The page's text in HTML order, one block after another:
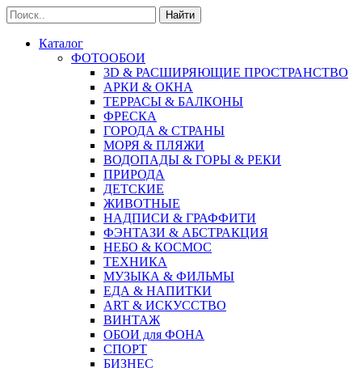
Найти
Каталог
ФОТООБОИ
3D & РАСШИРЯЮЩИЕ ПРОСТРАНСТВО
АРКИ & ОКНА
ТЕРРАСЫ & БАЛКОНЫ
ФРЕСКА
ГОРОДА & СТРАНЫ
МОРЯ & ПЛЯЖИ
ВОДОПАДЫ & ГОРЫ & РЕКИ
ПРИРОДА
ДЕТСКИЕ
ЖИВОТНЫЕ
НАДПИСИ & ГРАФФИТИ
ФЭНТАЗИ & АБСТРАКЦИЯ
НЕБО & КОСМОС
ТЕХНИКА
МУЗЫКА & ФИЛЬМЫ
ЕДА & НАПИТКИ
ART & ИСКУССТВО
ВИНТАЖ
ОБОИ для ФОНА
СПОРТ
БИЗНЕС